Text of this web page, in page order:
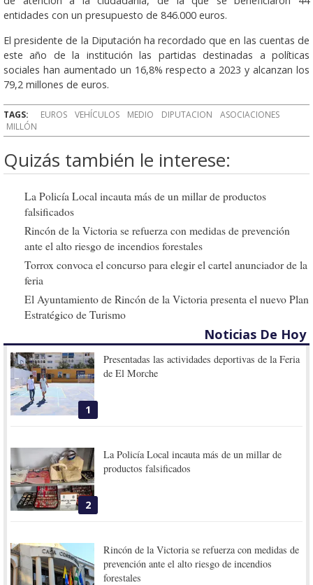
entidades con un presupuesto de 846.000 euros.
El presidente de la Diputación ha recordado que en las cuentas de
este año de la institución las partidas destinadas a políticas
sociales han aumentado un 16,8% respecto a 2023 y alcanzan los
79,2 millones de euros.
TAGS: EUROS VEHÍCULOS MEDIO DIPUTACION
ASOCIACIONES
MILLÓN
Quizás también le interese:
La Policía Local incauta más de un millar de productos
falsificados
Rincón de la Victoria se refuerza con medidas de prevención
ante el alto riesgo de incendios forestales
Torrox convoca el concurso para elegir el cartel anunciador de la
feria
El Ayuntamiento de Rincón de la Victoria presenta el nuevo Plan
Estratégico de Turismo
Noticias De Hoy
1
Presentadas las actividades deportivas de la Feria
de El Morche
2
La Policía Local incauta más de un millar de
productos falsificados
Rincón de la Victoria se refuerza con medidas de
prevención ante el alto riesgo de incendios
forestales